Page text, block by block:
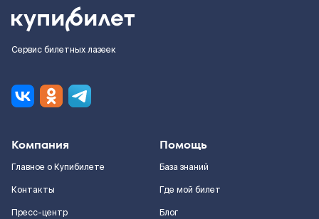
Сервис билетных лазеек
Компания
Главное о Купибилете
Контакты
Пресс-центр
Помощь
База знаний
Где мой билет
Блог